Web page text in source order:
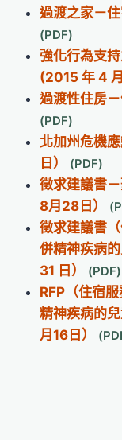
過渡之家－
強化行為支
(2015 年 4
過渡性住房
北加州危機
日）
徵求建議書
8月28日）
徵求建議書
併精神疾病
31 日）
RFP（住宿
精神疾病的
月16日）